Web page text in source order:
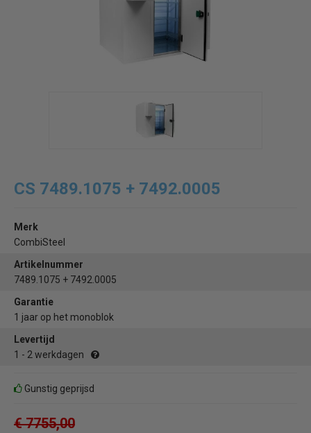
CS 7489.1075 + 7492.0005
Merk
CombiSteel
Artikelnummer
7489.1075 + 7492.0005
Garantie
1 jaar op het monoblok
Levertijd
1 - 2 werkdagen
Gunstig geprijsd
€ 7755,00